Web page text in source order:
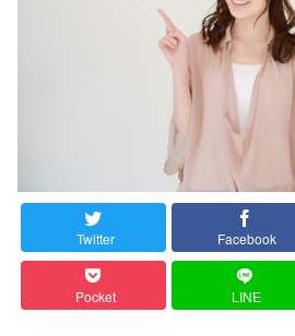
Twitter Facebook
Pocket LINE